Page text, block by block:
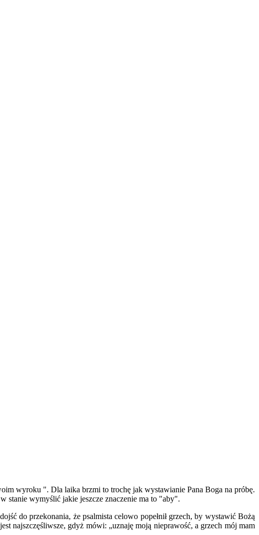
wyroku ". Dla laika brzmi to trochę jak wystawianie Pana Boga na próbę.
stanie wymyślić jakie jeszcze znaczenie ma to "aby".
do przekonania, że psalmista celowo popełnił grzech, by wystawić Bożą
najszczęśliwsze, gdyż mówi: „uznaję moją nieprawość, a grzech mój mam